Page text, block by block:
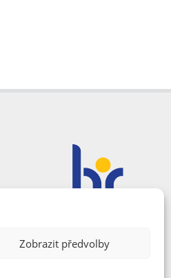
Zobrazit předvolby